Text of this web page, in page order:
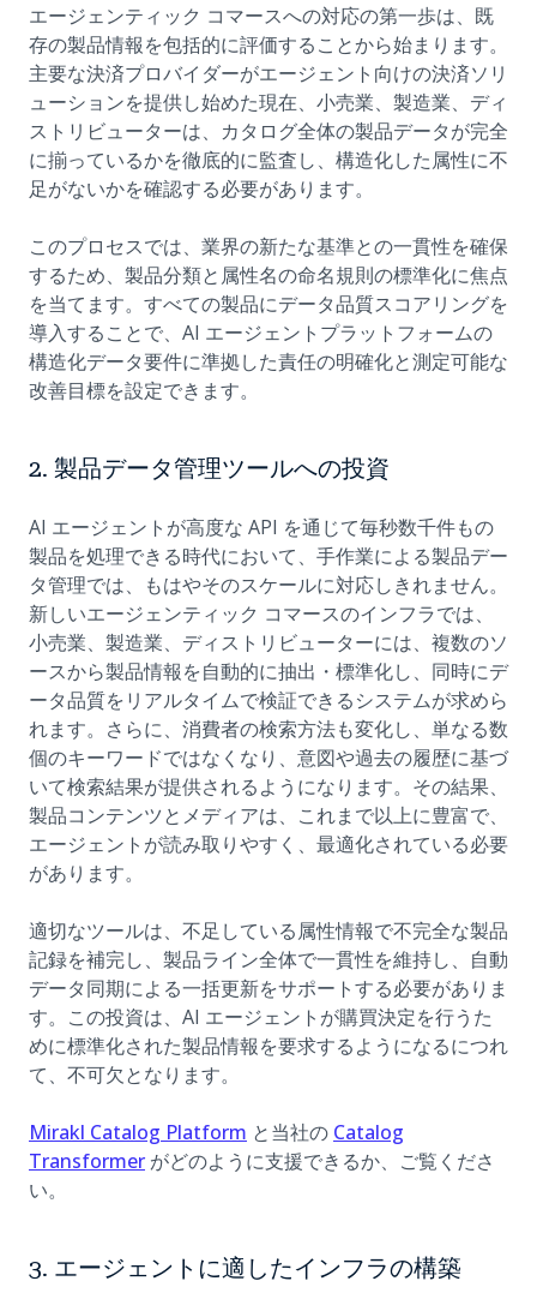
エージェンティック コマースへの対応の第一歩は、既
存の製品情報を包括的に評価することから始まります。
主要な決済プロバイダーがエージェント向けの決済ソリ
ューションを提供し始めた現在、小売業、製造業、ディ
ストリビューターは、カタログ全体の製品データが完全
に揃っているかを徹底的に監査し、構造化した属性に不
足がないかを確認する必要があります。
このプロセスでは、業界の新たな基準との一貫性を確保
するため、製品分類と属性名の命名規則の標準化に焦点
を当てます。すべての製品にデータ品質スコアリングを
導入することで、AI エージェントプラットフォームの
構造化データ要件に準拠した責任の明確化と測定可能な
改善目標を設定できます。
2. 製品データ管理ツールへの投資
AI エージェントが高度な API を通じて毎秒数千件もの
製品を処理できる時代において、手作業による製品デー
タ管理では、もはやそのスケールに対応しきれません。
新しいエージェンティック コマースのインフラでは、
小売業、製造業、ディストリビューターには、複数のソ
ースから製品情報を自動的に抽出・標準化し、同時にデ
ータ品質をリアルタイムで検証できるシステムが求めら
れます。さらに、消費者の検索方法も変化し、単なる数
個のキーワードではなくなり、意図や過去の履歴に基づ
いて検索結果が提供されるようになります。その結果、
製品コンテンツとメディアは、これまで以上に豊富で、
エージェントが読み取りやすく、最適化されている必要
があります。
適切なツールは、不足している属性情報で不完全な製品
記録を補完し、製品ライン全体で一貫性を維持し、自動
データ同期による一括更新をサポートする必要がありま
す。この投資は、AI エージェントが購買決定を行うた
めに標準化された製品情報を要求するようになるにつれ
て、不可欠となります。
Mirakl Catalog Platform (opens in a new tab)
と当社の Catalog
Transformer(opens in a new tab)
がどのように支援できるか、ご覧くださ
い。
3. エージェントに適したインフラの構築